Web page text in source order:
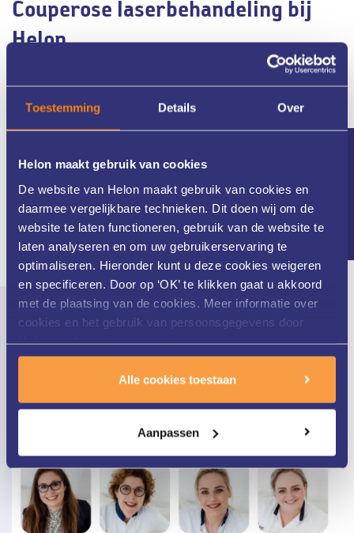
Toestemming Details Over
Helon maakt gebruik van cookies
De website van Helon maakt gebruik van cookies en
daarmee vergelijkbare technieken. Dit doen wij om de
website te laten functioneren, gebruik van de website te
laten analyseren en om uw gebruikerservaring te
optimaliseren. Hieronder kunt u deze cookies weigeren
en specificeren. Door op ‘OK’ te klikken gaat u akkoord
met de plaatsing van de cookies. Meer informatie over
cookies en het gebruik van persoonsgegevens door
Helon vindt uhier.
Alle cookies toestaan
Aanpassen
Couperose laserbehandeling bij
Helon
Wilt u couperose laten behandelen met een gerichte en veilige
laserbehandeling? Bij Helon bent u in deskundige handen. Wij
maken gebruik van geavanceerde lasertechnologie en werken
met huidtherapeuten die ervaring hebben met het behandelen
een intakegesprek. Samen bekijken we wat uw huid nodig heeft.
Persoonlijke aandacht
Wij nemen de tijd voor u en uw huid.